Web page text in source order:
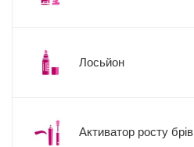
Лосьйон
Активатор росту брів